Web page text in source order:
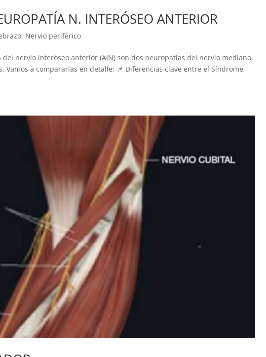
N. INTERÓSEO ANTERIOR
, Nervio periférico
nervio interóseo anterior (AIN) son dos neuropatías del nervio mediano,
Vamos a compararlas en detalle: 📌 Diferencias clave entre el Síndrome